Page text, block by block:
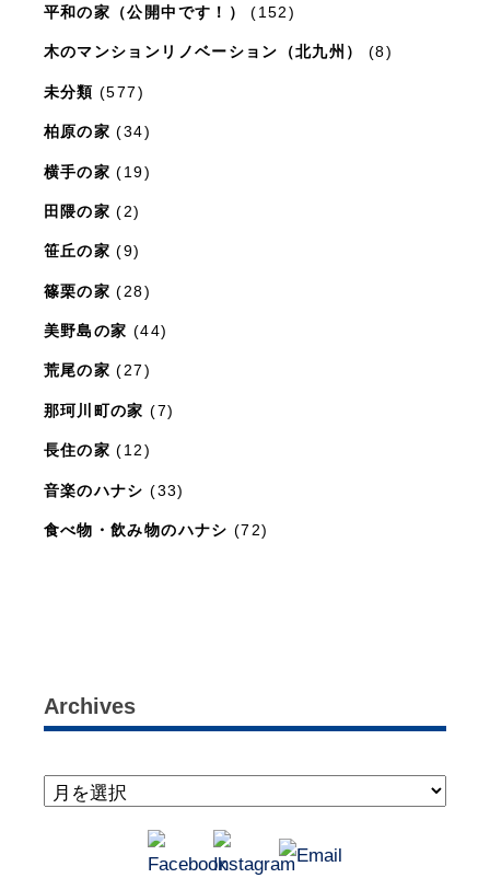
平和の家（公開中です！） (152)
木のマンションリノベーション（北九州） (8)
未分類 (577)
柏原の家 (34)
横手の家 (19)
田隈の家 (2)
笹丘の家 (9)
篠栗の家 (28)
美野島の家 (44)
荒尾の家 (27)
那珂川町の家 (7)
長住の家 (12)
音楽のハナシ (33)
食べ物・飲み物のハナシ (72)
Archives